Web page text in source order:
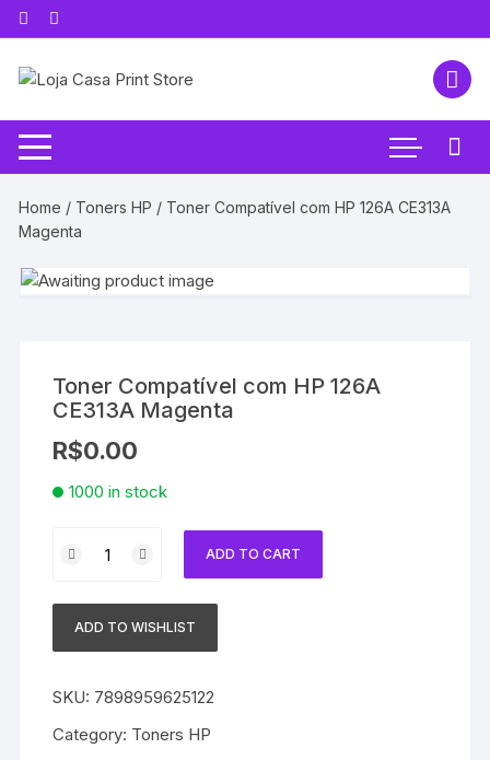
Pular
para
conteúdo
Home / Toners HP / Toner Compatível com HP 126A CE313A
Magenta
Toner Compatível com HP 126A
CE313A Magenta
R$0.00
1000 in stock
Compatível
Magenta
ADD TO CART
ADD TO WISHLIST
SKU: 7898959625122
Category: Toners HP